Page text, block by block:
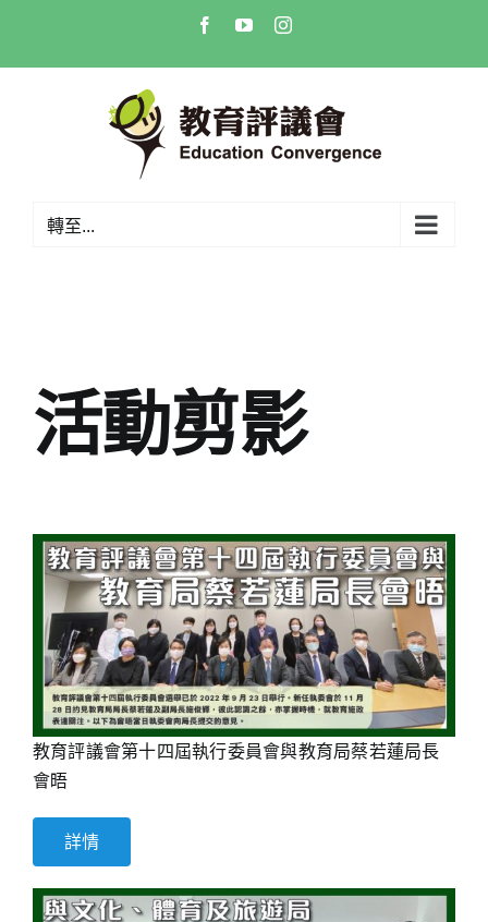
content
FacebookYouTubeInstagram
轉至...
活動剪影
教育評議會第十四屆執行委員會與教育局蔡若蓮局長
會晤
詳情